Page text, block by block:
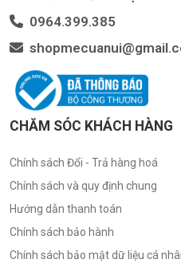
0964.399.385
CHĂM SÓC KHÁCH HÀNG
Chính sách Đổi - Trả hàng hoá
Chính sách và quy định chung
Hướng dẫn thanh toán
Chính sách bảo hành
Chính sách bảo mật dữ liệu cá